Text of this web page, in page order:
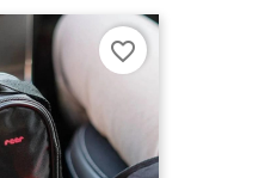
favorite_border